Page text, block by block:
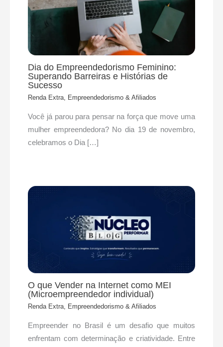
Dia do Empreendedorismo Feminino:
Superando Barreiras e Histórias de
Sucesso
Renda Extra, Empreendedorismo & Afiliados
Você já parou para pensar na força que move uma
mulher empreendedora? No dia 19 de novembro,
celebramos o Dia […]
O que Vender na Internet como MEI
(Microempreendedor individual)
Renda Extra, Empreendedorismo & Afiliados
Empreender no Brasil é um desafio que muitos
enfrentam com determinação e criatividade. Entre